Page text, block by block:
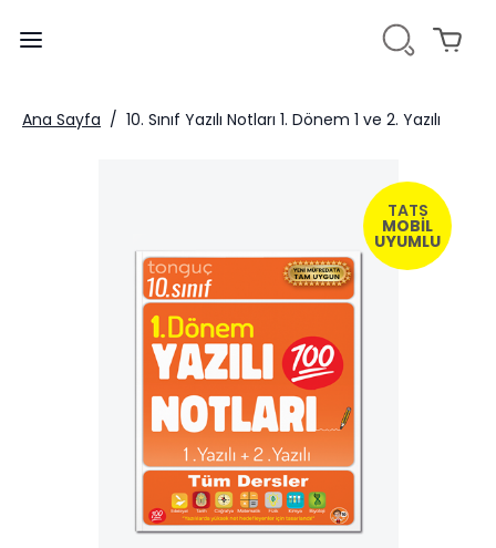
Ana Sayfa / 10. Sınıf Yazılı Notları 1. Dönem 1 ve 2. Yazılı
TATS
MOBİL
UYUMLU